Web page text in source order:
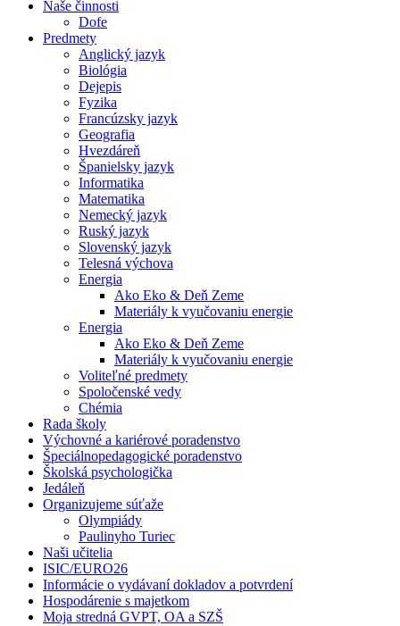
Naše činnosti
Dofe
Predmety
Anglický jazyk
Biológia
Dejepis
Fyzika
Francúzsky jazyk
Geografia
Hvezdáreň
Španielsky jazyk
Informatika
Matematika
Nemecký jazyk
Ruský jazyk
Slovenský jazyk
Telesná výchova
Energia
Ako Eko & Deň Zeme
Materiály k vyučovaniu energie
Energia
Ako Eko & Deň Zeme
Materiály k vyučovaniu energie
Voliteľné predmety
Spoločenské vedy
Chémia
Rada školy
Výchovné a kariérové poradenstvo
Špeciálnopedagogické poradenstvo
Školská psychologička
Jedáleň
Organizujeme súťaže
Olympiády
Paulinyho Turiec
Naši učitelia
ISIC/EURO26
Informácie o vydávaní dokladov a potvrdení
Hospodárenie s majetkom
Moja stredná GVPT, OA a SZŠ